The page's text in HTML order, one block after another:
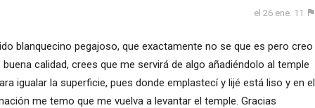
el 26 ene. 11
blanquecino pegajoso, que exactamente no se que es pero creo
calidad, crees que me servirá de algo añadiéndolo al temple
igualar la superficie, pues donde emplastecí y lijé está liso y en el
me temo que me vuelva a levantar el temple. Gracias